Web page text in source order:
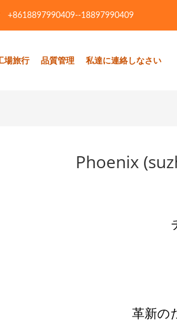
+8618897990409--18897990409
場旅行 品質管理 私達に連絡しなさい
Phoenix
革新の